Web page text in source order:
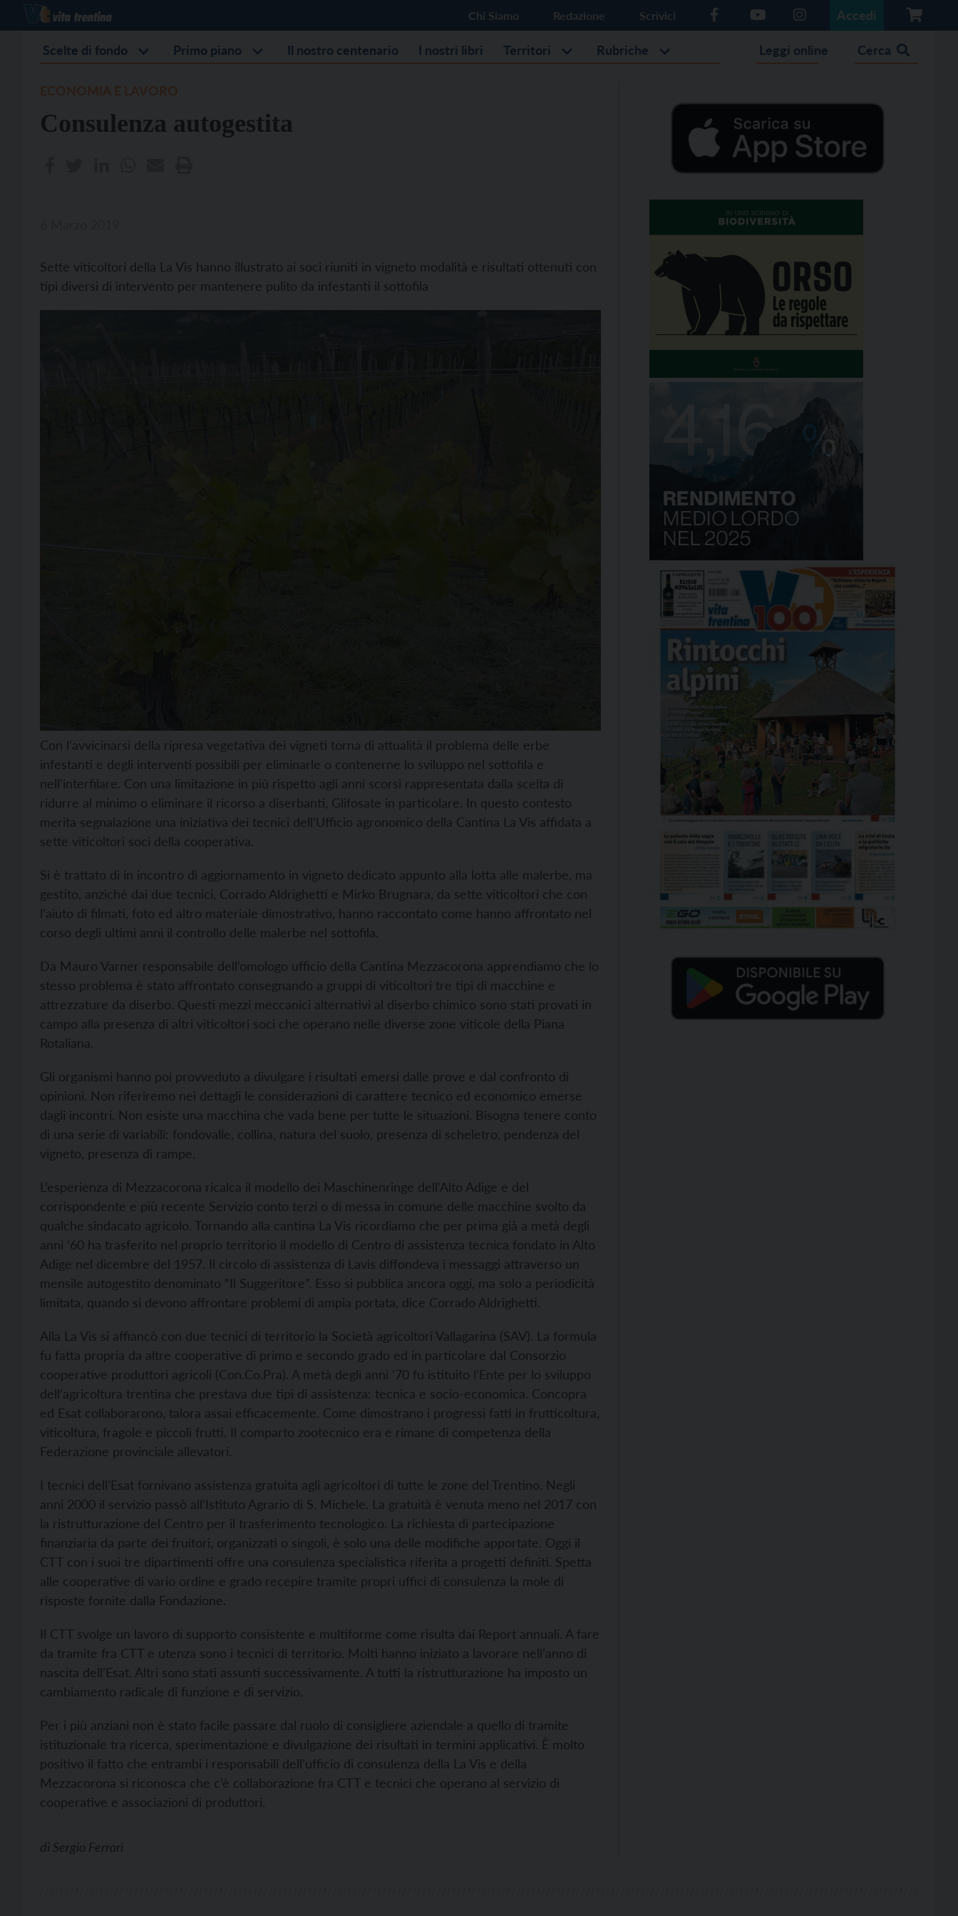
Chi Siamo Redazione Scrivici Accedi
Scelte di fondo Primo piano Il nostro centenario I nostri libri Territori Rubriche Leggi online Cerca
Consulenza autogestita
Sette viticoltori della La Vis hanno illustrato ai soci riuniti in vigneto modalità e risultati ottenuti con
tipi diversi di intervento per mantenere pulito da infestanti il sottofila
Con l’avvicinarsi della ripresa vegetativa dei vigneti torna di attualità il problema delle erbe
infestanti e degli interventi possibili per eliminarle o contenerne lo sviluppo nel sottofila e
nell’interfilare. Con una limitazione in più rispetto agli anni scorsi rappresentata dalla scelta di
ridurre al minimo o eliminare il ricorso a diserbanti, Glifosate in particolare. In questo contesto
merita segnalazione una iniziativa dei tecnici dell’Ufficio agronomico della Cantina La Vis affidata a
sette viticoltori soci della cooperativa.
Si è trattato di in incontro di aggiornamento in vigneto dedicato appunto alla lotta alle malerbe, ma
gestito, anziché dai due tecnici, Corrado Aldrighetti e Mirko Brugnara, da sette viticoltori che con
l’aiuto di filmati, foto ed altro materiale dimostrativo, hanno raccontato come hanno affrontato nel
corso degli ultimi anni il controllo delle malerbe nel sottofila.
Da Mauro Varner responsabile dell’omologo ufficio della Cantina Mezzacorona apprendiamo che lo
stesso problema è stato affrontato consegnando a gruppi di viticoltori tre tipi di macchine e
attrezzature da diserbo. Questi mezzi meccanici alternativi al diserbo chimico sono stati provati in
campo alla presenza di altri viticoltori soci che operano nelle diverse zone viticole della Piana
Rotaliana.
Gli organismi hanno poi provveduto a divulgare i risultati emersi dalle prove e dal confronto di
opinioni. Non riferiremo nei dettagli le considerazioni di carattere tecnico ed economico emerse
dagli incontri. Non esiste una macchina che vada bene per tutte le situazioni. Bisogna tenere conto
di una serie di variabili: fondovalle, collina, natura del suolo, presenza di scheletro, pendenza del
vigneto, presenza di rampe.
L’esperienza di Mezzacorona ricalca il modello dei Maschinenringe dell’Alto Adige e del
corrispondente e più recente Servizio conto terzi o di messa in comune delle macchine svolto da
qualche sindacato agricolo. Tornando alla cantina La Vis ricordiamo che per prima già a metà degli
anni ’60 ha trasferito nel proprio territorio il modello di Centro di assistenza tecnica fondato in Alto
Adige nel dicembre del 1957. Il circolo di assistenza di Lavis diffondeva i messaggi attraverso un
mensile autogestito denominato “Il Suggeritore”. Esso si pubblica ancora oggi, ma solo a periodicità
limitata, quando si devono affrontare problemi di ampia portata, dice Corrado Aldrighetti.
Alla La Vis si affiancò con due tecnici di territorio la Società agricoltori Vallagarina (SAV). La formula
fu fatta propria da altre cooperative di primo e secondo grado ed in particolare dal Consorzio
cooperative produttori agricoli (Con.Co.Pra). A metà degli anni ’70 fu istituito l’Ente per lo sviluppo
dell’agricoltura trentina che prestava due tipi di assistenza: tecnica e socio-economica. Concopra
ed Esat collaborarono, talora assai efficacemente. Come dimostrano i progressi fatti in frutticoltura,
viticoltura, fragole e piccoli frutti. Il comparto zootecnico era e rimane di competenza della
Federazione provinciale allevatori.
I tecnici dell’Esat fornivano assistenza gratuita agli agricoltori di tutte le zone del Trentino. Negli
anni 2000 il servizio passò all’Istituto Agrario di S. Michele. La gratuità è venuta meno nel 2017 con
la ristrutturazione del Centro per il trasferimento tecnologico. La richiesta di partecipazione
finanziaria da parte dei fruitori, organizzati o singoli, è solo una delle modifiche apportate. Oggi il
CTT con i suoi tre dipartimenti offre una consulenza specialistica riferita a progetti definiti. Spetta
alle cooperative di vario ordine e grado recepire tramite propri uffici di consulenza la mole di
risposte fornite dalla Fondazione.
Il CTT svolge un lavoro di supporto consistente e multiforme come risulta dai Report annuali. A fare
da tramite fra CTT e utenza sono i tecnici di territorio. Molti hanno iniziato a lavorare nell’anno di
nascita dell’Esat. Altri sono stati assunti successivamente. A tutti la ristrutturazione ha imposto un
cambiamento radicale di funzione e di servizio.
Per i più anziani non è stato facile passare dal ruolo di consigliere aziendale a quello di tramite
istituzionale tra ricerca, sperimentazione e divulgazione dei risultati in termini applicativi. È molto
positivo il fatto che entrambi i responsabili dell’ufficio di consulenza della La Vis e della
Mezzacorona si riconosca che c’è collaborazione fra CTT e tecnici che operano al servizio di
cooperative e associazioni di produttori.
di Sergio Ferrari